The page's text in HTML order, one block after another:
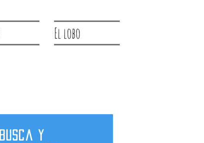
El lobo
Busca y